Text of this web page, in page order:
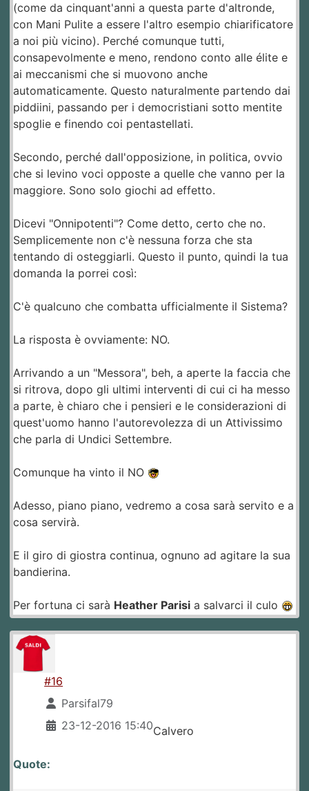
(come da cinquant'anni a questa parte d'altronde,
con Mani Pulite a essere l'altro esempio chiarificatore
a noi più vicino). Perché comunque tutti,
consapevolmente e meno, rendono conto alle élite e
ai meccanismi che si muovono anche
automaticamente. Questo naturalmente partendo dai
piddiini, passando per i democristiani sotto mentite
spoglie e finendo coi pentastellati.
Secondo, perché dall'opposizione, in politica, ovvio
che si levino voci opposte a quelle che vanno per la
maggiore. Sono solo giochi ad effetto.
Dicevi "Onnipotenti"? Come detto, certo che no.
Semplicemente non c'è nessuna forza che sta
tentando di osteggiarli. Questo il punto, quindi la tua
domanda la porrei così:
C'è qualcuno che combatta ufficialmente il Sistema?
La risposta è ovviamente: NO.
Arrivando a un "Messora", beh, a aperte la faccia che
si ritrova, dopo gli ultimi interventi di cui ci ha messo
a parte, è chiaro che i pensieri e le considerazioni di
quest'uomo hanno l'autorevolezza di un Attivissimo
che parla di Undici Settembre.
Comunque ha vinto il NO
Adesso, piano piano, vedremo a cosa sarà servito e a
cosa servirà.
E il giro di giostra continua, ognuno ad agitare la sua
bandierina.
Per fortuna ci sarà Heather Parisi a salvarci il culo
#16
Parsifal79
23-12-2016 15:40Calvero
Quote: